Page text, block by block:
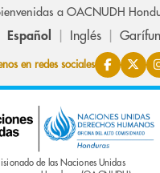
principala OACNUDH
Español Inglés
en redes sociales
de las Naciones Unidas